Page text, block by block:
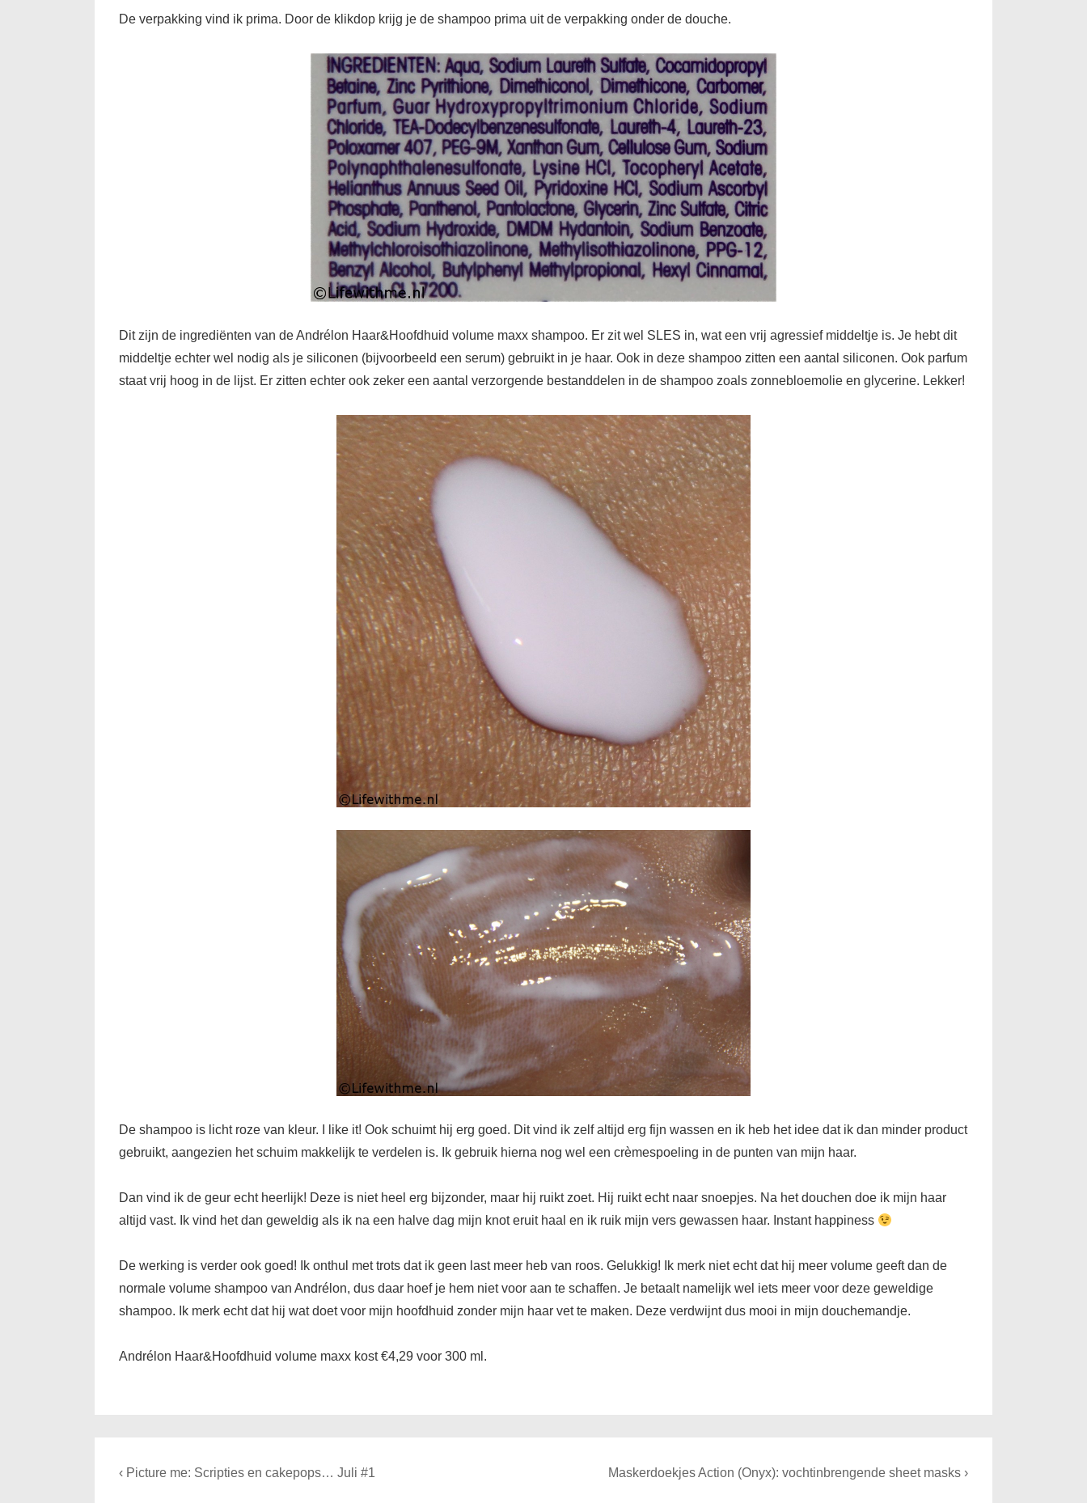
De verpakking vind ik prima. Door de klikdop krijg je de shampoo prima uit de verpakking onder de douche.
Dit zijn de ingrediënten van de Andrélon Haar&Hoofdhuid volume maxx shampoo. Er zit wel SLES in, wat een vrij agressief middeltje is. Je hebt dit
middeltje echter wel nodig als je siliconen (bijvoorbeeld een serum) gebruikt in je haar. Ook in deze shampoo zitten een aantal siliconen. Ook parfum
staat vrij hoog in de lijst. Er zitten echter ook zeker een aantal verzorgende bestanddelen in de shampoo zoals zonnebloemolie en glycerine. Lekker!
De shampoo is licht roze van kleur. I like it! Ook schuimt hij erg goed. Dit vind ik zelf altijd erg fijn wassen en ik heb het idee dat ik dan minder product
gebruikt, aangezien het schuim makkelijk te verdelen is. Ik gebruik hierna nog wel een crèmespoeling in de punten van mijn haar.
Dan vind ik de geur echt heerlijk! Deze is niet heel erg bijzonder, maar hij ruikt zoet. Hij ruikt echt naar snoepjes. Na het douchen doe ik mijn haar
altijd vast. Ik vind het dan geweldig als ik na een halve dag mijn knot eruit haal en ik ruik mijn vers gewassen haar. Instant happiness
De werking is verder ook goed! Ik onthul met trots dat ik geen last meer heb van roos. Gelukkig! Ik merk niet echt dat hij meer volume geeft dan de
normale volume shampoo van Andrélon, dus daar hoef je hem niet voor aan te schaffen. Je betaalt namelijk wel iets meer voor deze geweldige
shampoo. Ik merk echt dat hij wat doet voor mijn hoofdhuid zonder mijn haar vet te maken. Deze verdwijnt dus mooi in mijn douchemandje.
Andrélon Haar&Hoofdhuid volume maxx kost €4,29 voor 300 ml.
Bericht
Previous
‹ Picture me: Scripties en cakepops… Juli #1
Next
Maskerdoekjes Action (Onyx): vochtinbrengende sheet masks ›